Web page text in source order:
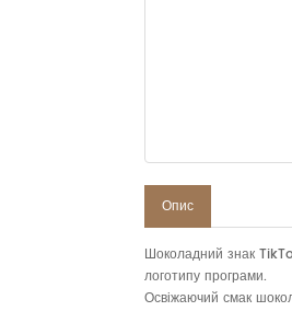
Опис
Шоколадний знак
логотипу програми.
Освіжаючий смак